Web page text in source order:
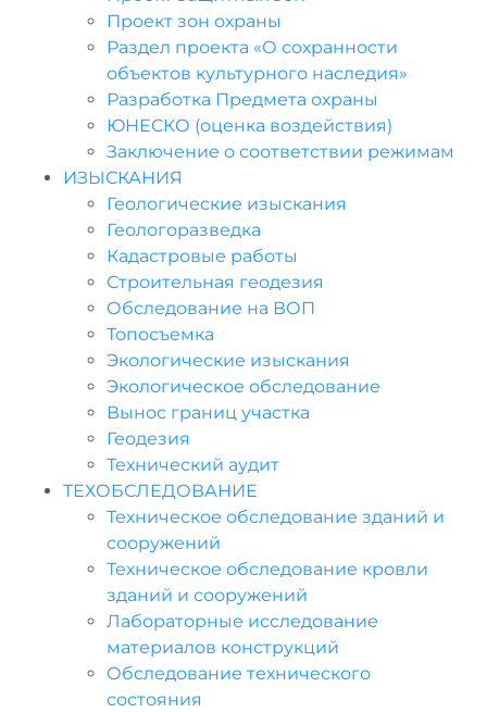
Проект зон охраны
Раздел проекта «О сохранности
объектов культурного наследия»
Разработка Предмета охраны
ЮНЕСКО (оценка воздействия)
Заключение о соответствии режимам
ИЗЫСКАНИЯ
Геологические изыскания
Геологоразведка
Кадастровые работы
Строительная геодезия
Обследование на ВОП
Топосъемка
Экологические изыскания
Экологическое обследование
Вынос границ участка
Геодезия
Технический аудит
ТЕХОБСЛЕДОВАНИЕ
Техническое обследование зданий и
сооружений
Техническое обследование кровли
зданий и сооружений
Лабораторные исследование
материалов конструкций
Обследование технического
состояния